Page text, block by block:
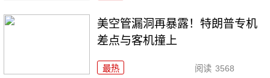
美空管漏洞再暴露！特朗普专机
差点与客机撞上
最热 阅读 3568